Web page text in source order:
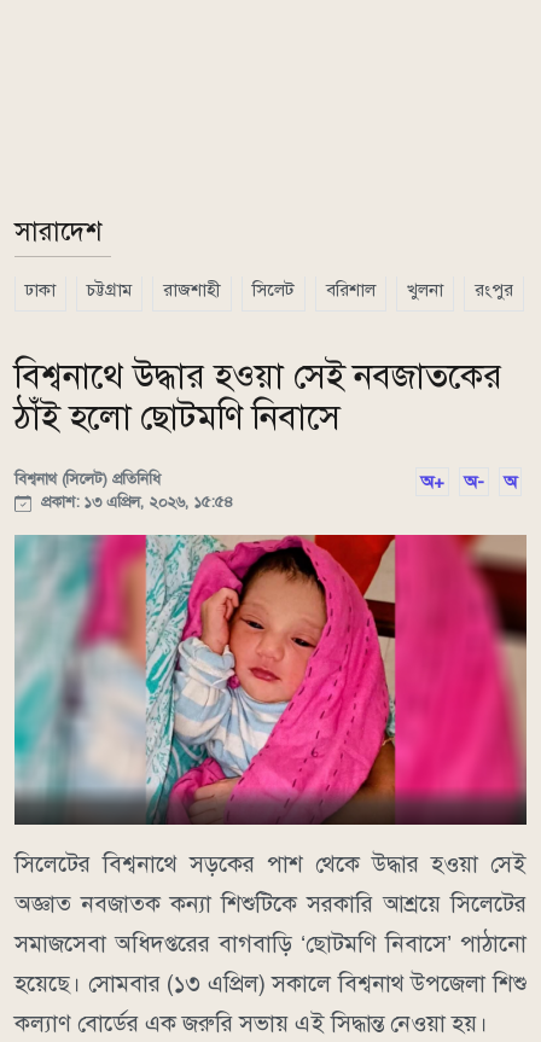
সারাদেশ
ঢাকা চট্টগ্রাম রাজশাহী সিলেট বরিশাল খুলনা রংপুর
বিশ্বনাথে উদ্ধার হওয়া সেই নবজাতকের
ঠাঁই হলো ছোটমণি নিবাসে
বিশ্বনাথ (সিলেট) প্রতিনিধি
প্রকাশ: ১৩ এপ্রিল, ২০২৬, ১৫:৫৪
অ+ অ- অ
সিলেটের বিশ্বনাথে সড়কের পাশ থেকে উদ্ধার হওয়া সেই
অজ্ঞাত নবজাতক কন্যা শিশুটিকে সরকারি আশ্রয়ে সিলেটের
সমাজসেবা অধিদপ্তরের বাগবাড়ি ‘ছোটমণি নিবাসে’ পাঠানো
হয়েছে। সোমবার (১৩ এপ্রিল) সকালে বিশ্বনাথ উপজেলা শিশু
কল্যাণ বোর্ডের এক জরুরি সভায় এই সিদ্ধান্ত নেওয়া হয়।